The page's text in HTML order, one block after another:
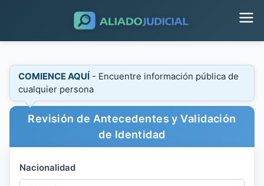
COMIENCE AQUÍ - Encuentre información pública de
cualquier persona
Revisión de Antecedentes y Validación
de Identidad
Nacionalidad